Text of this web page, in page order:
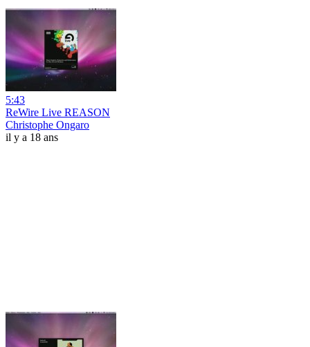
5:43
ReWire Live REASON
Christophe Ongaro
il y a 18 ans